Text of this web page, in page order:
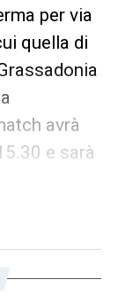
per via
quella di
avrà
e sarà